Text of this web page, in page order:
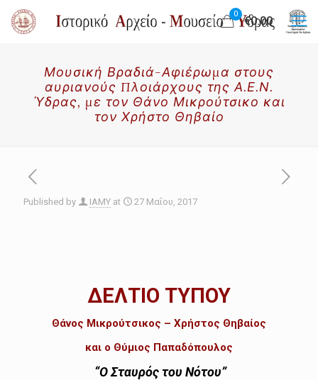
0
€0.00
Μουσική Βραδιά-Αφιέρωμα στους
αυριανούς Πλοιάρχους της Α.Ε.Ν.
Ύδρας, με τον Θάνο Μικρούτσικο και
τον Χρήστο Θηβαίο
Published by IAMY at 27 Μαΐου, 2017
ΔΕΛΤΙΟ ΤΥΠΟΥ
Θάνος Μικρούτσικος – Χρήστος Θηβαίος
και ο Θύμιος Παπαδόπουλος
“Ο Σταυρός του Νότου”